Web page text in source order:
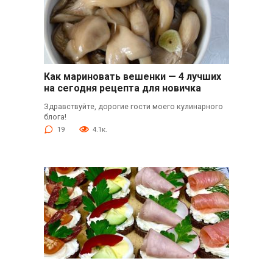
Как мариновать вешенки — 4 лучших
на сегодня рецепта для новичка
Здравствуйте, дорогие гости моего кулинарного
блога!
19 4.1к.